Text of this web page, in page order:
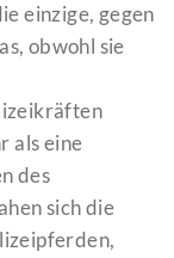
einzige, gegen
obwohl sie
als eine
des
sich die